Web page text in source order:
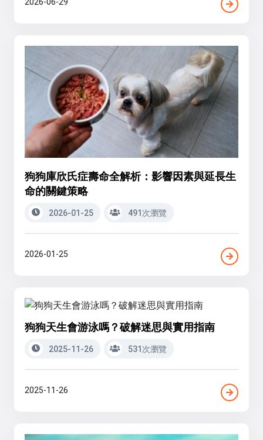
狗狗庫欣氏症壽命全解析：影響因素與延長生
命的關鍵策略
2026-01-25 491次瀏覽
2026-01-25
狗狗天生會游泳嗎？破解迷思與實用指南
2025-11-26 531次瀏覽
2025-11-26